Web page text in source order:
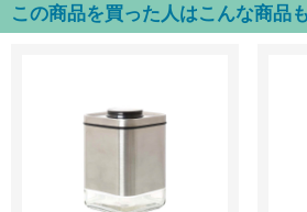
この商品を買った人はこんな商品